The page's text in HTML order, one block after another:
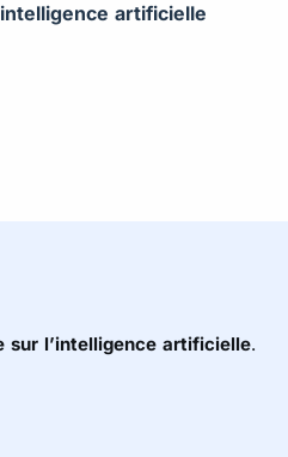
artificielle
sur l’intelligence artificielle.